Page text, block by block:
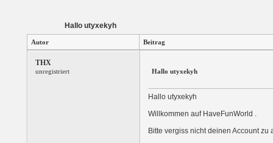
Hallo utyxekyh
Autor Beitrag
THX
unregistriert Hallo utyxekyh
Hallo utyxekyh
Willkommen auf HaveFunWorld .
Bitte vergiss nicht deinen Account